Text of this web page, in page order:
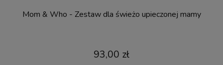
Mom & Who - Zestaw dla świeżo upieczonej mamy
93,00 zł